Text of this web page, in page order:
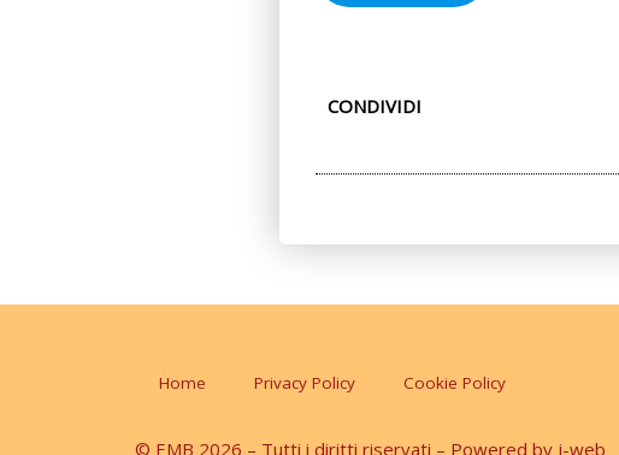
CONDIVIDI
Home Privacy Policy Cookie Policy
© EMB 2026 – Tutti i diritti riservati – Powered by j-web